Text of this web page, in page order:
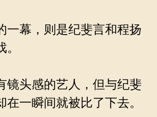
幕，则是纪斐言和程扬
头感的艺人，但与纪斐
在一瞬间就被比了下去。